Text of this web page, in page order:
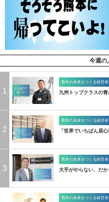
今週の
1
熊本の未来をつくる経営者
九州トップクラスの
2
熊本の未来をつくる経営者
「世界でいちばん居
3
熊本の未来をつくる経営者
大手がやらない、だ
熊本の未来をつくる経営者